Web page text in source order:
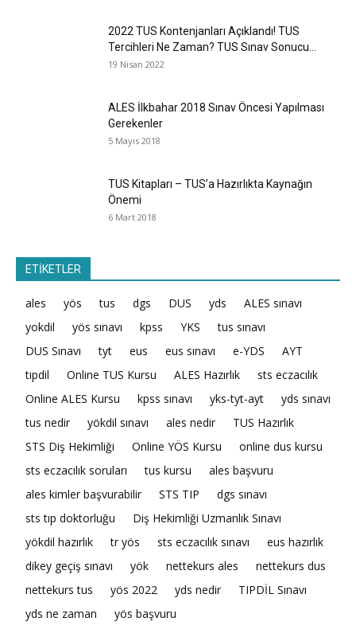
2022 TUS Kontenjanları Açıklandı! TUS
Tercihleri Ne Zaman? TUS Sınav Sonucu...
19 Nisan 2022
ALES İlkbahar 2018 Sınav Öncesi Yapılması
Gerekenler
5 Mayıs 2018
TUS Kitapları – TUS’a Hazırlıkta Kaynağın
Önemi
6 Mart 2018
ETİKETLER
ales yös tus dgs DUS yds
ALES sınavı
yokdil
yös sınavı kpss YKS
tus sınavı
DUS Sınavı
tyt eus eus sınavı e-YDS
AYT
tıpdil
Online TUS Kursu ALES Hazırlık
sts eczacılık
Online ALES Kursu
kpss sınavı yks-tyt-ayt
yds sınavı
tus nedir
yökdil sınavı ales nedir
TUS Hazırlık
STS Diş Hekimliği
Online YÖS Kursu
online dus kursu
sts eczacılık soruları
tus kursu
ales başvuru
ales kimler başvurabilir
STS TIP
dgs sınavı
sts tıp doktorluğu
Diş Hekimliği Uzmanlık Sınavı
yökdil hazırlık
tr yös sts eczacılık sınavı
eus hazırlık
dikey geçiş sınavı
yök nettekurs ales
nettekurs dus
nettekurs tus
yös 2022 yds nedir
TIPDİL Sınavı
yds ne zaman
yös başvuru